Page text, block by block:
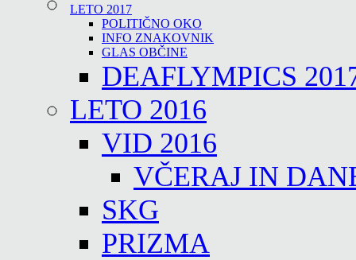
LETO 2017
POLITIČNO OKO
INFO ZNAKOVNIK
GLAS OBČINE
DEAFLYMPICS
LETO 2016
VID 2016
VČERAJ IN
SKG
PRIZMA